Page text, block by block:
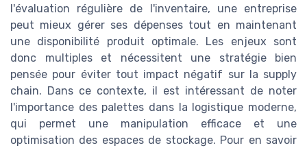
l'évaluation régulière de l'inventaire, une entreprise
peut mieux gérer ses dépenses tout en maintenant
une disponibilité produit optimale. Les enjeux sont
donc multiples et nécessitent une stratégie bien
pensée pour éviter tout impact négatif sur la supply
chain. Dans ce contexte, il est intéressant de noter
l'importance des palettes dans la logistique moderne,
qui permet une manipulation efficace et une
optimisation des espaces de stockage. Pour en savoir